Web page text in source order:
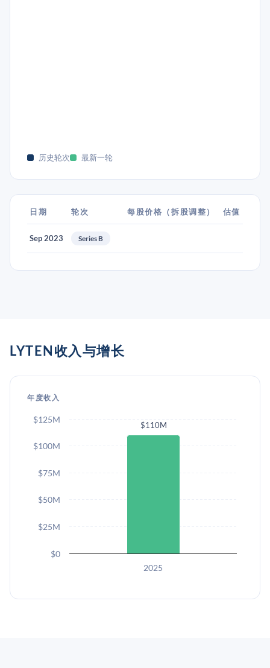
历史轮次 最新一轮
日期 轮次 每股价格（拆股调整） 估值
Sep 2023 Series B
LYTEN收入与增长
年度收入
$110M
2025
$0
$25M
$50M
$75M
$100M
$125M